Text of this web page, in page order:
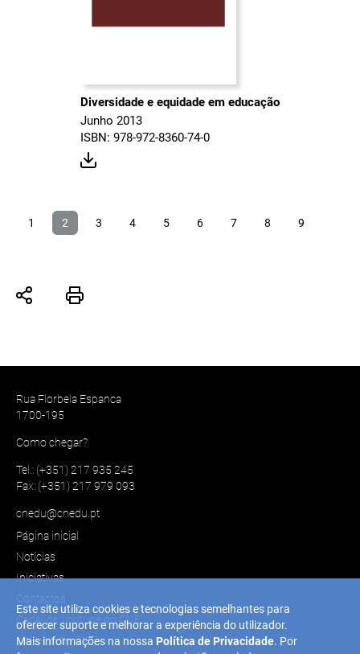
Diversidade e equidade em educação
Junho 2013
ISBN: 978-972-8360-74-0
1 2 3 4 5 6 7 8 9
Rua Florbela Espanca
1700-195
Como chegar?
Tel.: (+351) 217 935 245
Fax: (+351) 217 979 093
cnedu@cnedu.pt
Página inicial
Notícias
Iniciativas
Contactos
Canal de Youtube do CNE
Linkedin do CNE
Este site utiliza cookies e tecnologias semelhantes para
oferecer suporte e melhorar a experiência do utilizador.
Mais informações na nossa Política de Privacidade. Por